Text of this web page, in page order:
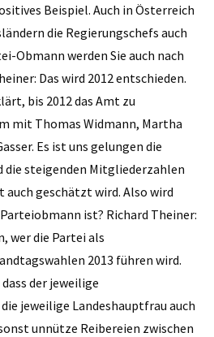
Beispiel. Auch in Österreich
die Regierungschefs auch
Obmann werden Sie auch nach
Das wird 2012 entschieden.
bis 2012 das Amt zu
mit Thomas Widmann, Martha
Es ist uns gelungen die
die steigenden Mitgliederzahlen
auch geschätzt wird. Also wird
ist? Richard Theiner:
wer die Partei als
2013 führen wird.
der jeweilige
jeweilige Landeshauptfrau auch
unnütze Reibereien zwischen